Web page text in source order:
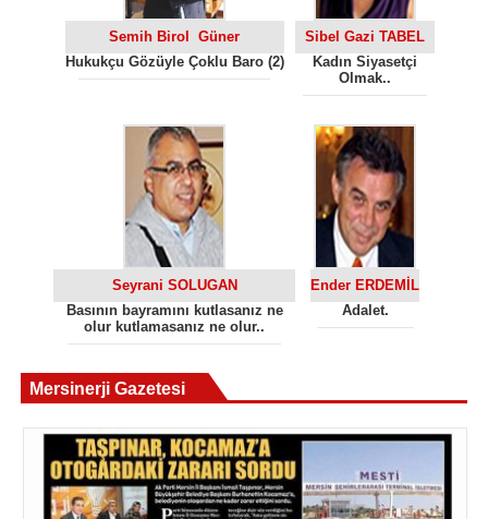
Semih Birol Güner
Hukukçu Gözüyle Çoklu Baro (2)
Sibel Gazi TABEL
Kadın Siyasetçi
Olmak..
Seyrani SOLUGAN
Basının bayramını kutlasanız ne
olur kutlamasanız ne olur..
Ender ERDEMİL
Adalet.
Mersinerji Gazetesi